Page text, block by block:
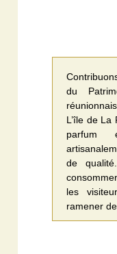
du
réunionnais.
L’île de La
parfum
de
les
ramener